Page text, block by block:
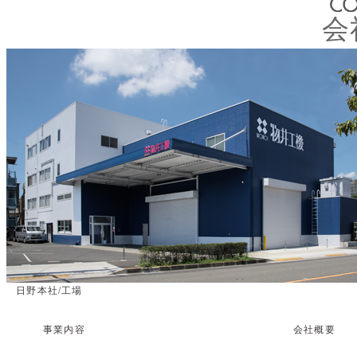
会
日野本社/工場
事業内容 会社概要